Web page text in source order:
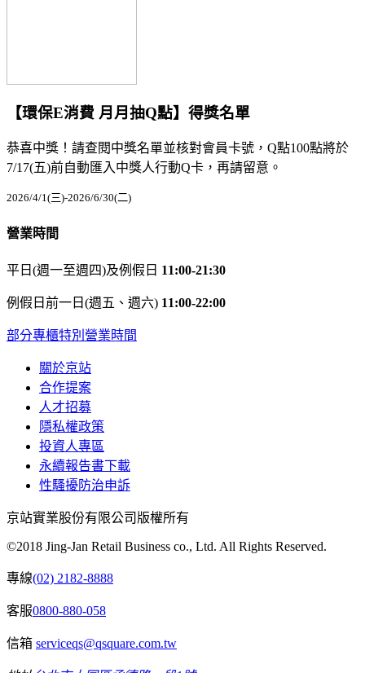
【環保E消費 月月抽Q點】得獎名單
恭喜中獎！請查閱中獎名單並核對會員卡號，Q點100點將於
7/17(五)前自動匯入中獎人行動Q卡，再請留意。
2026/4/1(三)-2026/6/30(二)
營業時間
平日(週一至週四)及例假日 11:00-21:30
例假日前一日(週五、週六) 11:00-22:00
部分專櫃特別營業時間
關於京站
合作提案
人才招募
隱私權政策
投資人專區
永續報告書下載
性騷擾防治申訴
京站實業股份有限公司版權所有
©2018 Jing-Jan Retail Business co., Ltd. All Rights Reserved.
專線(02) 2182-8888
客服0800-880-058
信箱 serviceqs@qsquare.com.tw